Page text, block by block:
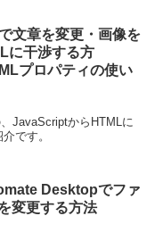
文章を変更・画像を
に干渉する方
プロパティの使い
JavaScriptからHTMLに
です。
Desktopでファ
変更する方法